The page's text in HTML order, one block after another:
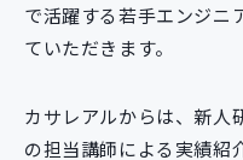
で活躍する若手エンジニ
ていただきます。
カサレアルからは、新人
の担当講師による実績紹